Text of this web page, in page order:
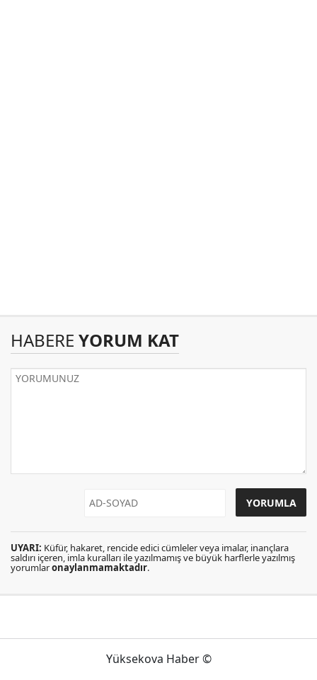
HABERE YORUM KAT
UYARI: Küfür, hakaret, rencide edici cümleler veya imalar, inançlara
saldırı içeren, imla kuralları ile yazılmamış ve büyük harflerle yazılmış
yorumlaronaylanmamaktadır.
Yüksekova Haber ©